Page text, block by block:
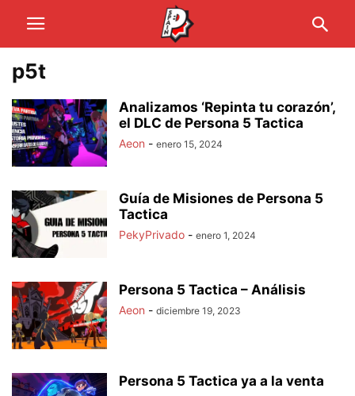
p5t
Analizamos ‘Repinta tu corazón’,
el DLC de Persona 5 Tactica
Aeon - enero 15, 2024
Guía de Misiones de Persona 5
Tactica
PekyPrivado - enero 1, 2024
Persona 5 Tactica – Análisis
Aeon - diciembre 19, 2023
Persona 5 Tactica ya a la venta